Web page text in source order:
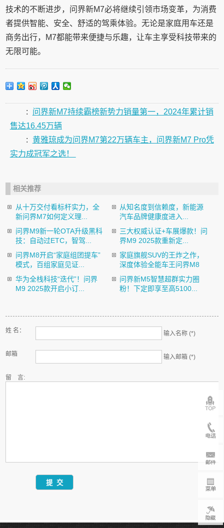
技术的不断进步，问界新M7必将继续引领市场变革，为消费
者提供智能、安全、舒适的驾乘体验。无论是家庭用车还是
商务出行，M7都能带来便捷与乐趣，让车主享受科技带来的
无限可能。
:
问界新M7持续霸榜新势力销量第一，2024年累计销
售达16.45万辆
: 黄雅琼成为问界M7第22万辆车主，问界新M7 Pro凭
实力成冠军之选！
相关推荐
从十万交付看标杆实力，全
新问界M7如何定义理...
从知名度到信赖度，新能源
汽车品牌健康度进入...
问界M9新一轮OTA升级黑科
技：自动过ETC，智驾...
三大权威认证+车展爆款！问
界M9 2025款重新定...
问界M8开启“家庭组团提车”
模式，百组家庭见证...
家庭旗舰SUV的王炸之作，
深度体验全能车王问界M8
华为全栈科技“迭代”！问界
M9 2025款开启小订...
问界新M5智慧超群实力圈
粉！下定即享至高5100...
姓 名： 输入名称 (*)
邮箱 输入邮箱 (*)
留 言: